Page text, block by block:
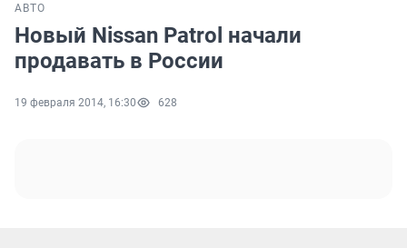
АВТО
Новый Nissan Patrol начали
продавать в России
19 февраля 2014, 16:30 628